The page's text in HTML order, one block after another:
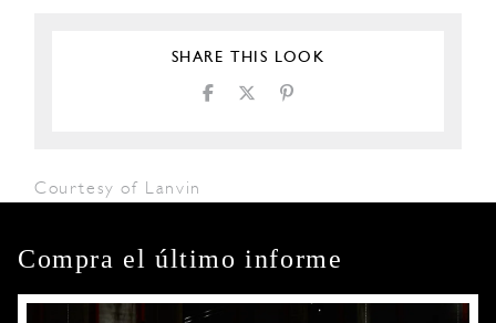
SHARE THIS LOOK
Courtesy of Lanvin
Compra el último informe